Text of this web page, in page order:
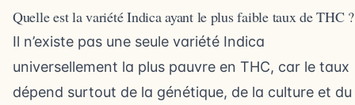
Quelle est la variété Indica ayant le plus faible taux de THC ?
Il n’existe pas une seule variété Indica
universellement la plus pauvre en THC, car le taux
dépend surtout de la génétique, de la culture et du